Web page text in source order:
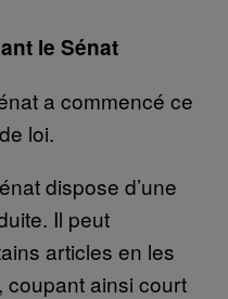
le Sénat
a commencé ce
loi.
dispose d’une
Il peut
articles en les
coupant ainsi court